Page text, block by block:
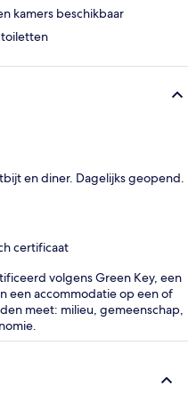
kamers beschikbaar
en diner. Dagelijks geopend.
certificaat
volgens Green Key, een
een accommodatie op een of
meet: milieu, gemeenschap,